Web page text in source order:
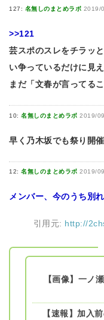
127: 名無しのまとめラボ 2019/
>>121
芸スポのスレをチラッ
い争っているだけに見
まだ「文春が言ってる
10: 名無しのまとめラボ 2019/
早く乃木坂でも祭り開
12: 名無しのまとめラボ 2019/
メンバー、今のうち別
引用元: http://
【画像】一ノ
【速報】加入